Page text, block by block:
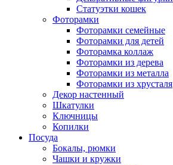
Статуэтки кошек
Фоторамки
Фоторамки семейные
Фоторамки для детей
Фоторамка коллаж
Фоторамки из дерева
Фоторамки из металла
Фоторамки из хрусталя
Декор настенный
Шкатулки
Ключницы
Копилки
Посуда
Бокалы, рюмки
Чашки и кружки